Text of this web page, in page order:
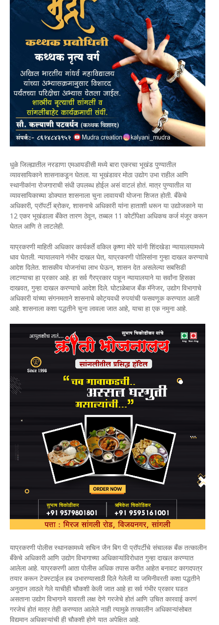
धुळे जिल्ह्यातील नरडाणा एमआयडीसी मध्ये बारा एकरचा भूखंड पुण्यातील
व्यावसायिकाने शासनाकडून घेतला. या भूखंडावर मोठा उद्योग उभा राहील आणि
स्थानीकांना रोजगाराची संधी उपलब्ध होईल असं वाटलं होतं. मात्र पुण्यातील या
व्यावसायिकाच्या डोक्यात शासनाला चुना लावायची योजना शिजत होती. बँकेचे
अधिकारी, प्रॉपर्टी ब्रोकर, शासनाचे अधिकारी यांना हाताशी धरून या उद्योजकाने या
12 एकर भूखंडाला बँकेत तारण ठेवून, तब्बल 11 कोटींपेक्षा अधिकच कर्ज मंजूर करून
घेतल आणि ते लाटलेही.
याप्रकरणी माहिती अधिकार कार्यकर्ते वकिल कृष्णा मोरे यांनी शिंदखेडा न्यायालयामध्ये
धाव घेतली. न्यायालयाने गंभीर दाखल घेत, याप्रकरणी पोलिसांना गुन्हा दाखल करण्याचे
आदेश दिलेत. शासकीय योजनांचा लाभ घेऊन, शासन देत असलेल्या सबसिडी
लाटण्याचा हा प्रकार आहे. हा सर्व गैरप्रकार पाहून न्यायालयाने या सर्वांना हिसका
दाखवत, गुन्हा दाखल करण्याचे आदेश दिले. घोटाळेबाज बँक मॅनेजर, उद्योग विभागाचे
अधिकारी यांच्या संगनमताने शासनाचे कोट्यवधी रुपयांची फसवणूक करण्यात आली
आहे. शासनाला कशा पद्धतीने चुना लावला जात आहे, याचा हा एक नमुना आहे.
याप्रकरणी पोलीस स्थानकामध्ये सचिन जैन बिग पी प्रॉपर्टीचे संचालक बँक तत्कालीन
बँकेचे अधिकारी आणि उद्योग विभागाच्या अधिकाऱ्यांविरोधात गुन्हा दाखल करण्यात
आलेला आहे. याप्रकरणी आता पोलीस अधिक तपास करीत आहेत बनावट कागदपत्र
तयार करून टेक्स्टाईल हब उभारण्यासाठी दिले गेलेली या जमिनीवरती कशा पद्धतीने
अनुदान लाठले गेले याचीही चौकशी केली जात आहे हा सर्व गंभीर प्रकार घडत
असताना उद्योग विभागाने यावरती लक्ष देणे गरजेचे होतं आणि उचित कारवाई करणं
गरजेचं होतं मात्र तेही करण्यात आलेले नाही त्यामुळे तत्कालीन अधिकाऱ्यांसोबत
विद्यमान अधिकाऱ्यांची ही चौकशी होणे यात अपेक्षित आहे.